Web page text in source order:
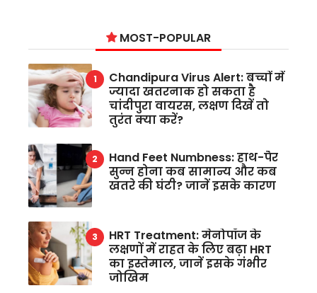
MOST-POPULAR
Chandipura Virus Alert: बच्चों में
ज्यादा खतरनाक हो सकता है
चांदीपुरा वायरस, लक्षण दिखें तो
तुरंत क्या करें?
Hand Feet Numbness: हाथ-पैर
सुन्न होना कब सामान्य और कब
खतरे की घंटी? जानें इसके कारण
HRT Treatment: मेनोपॉज के
लक्षणों में राहत के लिए बढ़ा HRT
का इस्तेमाल, जानें इसके गंभीर
जोखिम